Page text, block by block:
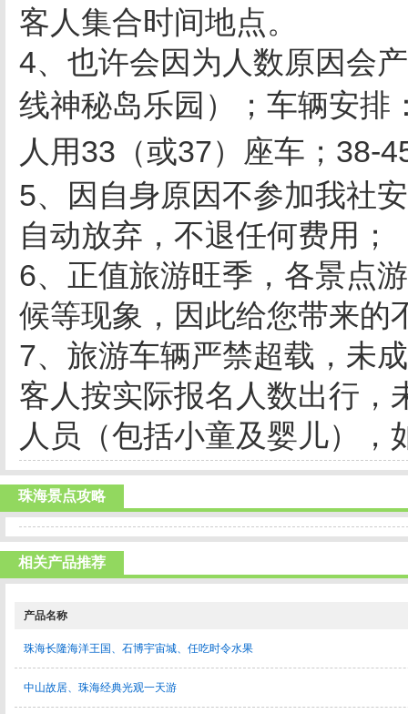
客人集合时间地点。
4、也许会因为人数原因会
线神秘岛乐园）；车辆安排
人用33（或37）座车；38-
5、因自身原因不参加我社
自动放弃，不退任何费用；
6、正值旅游旺季，各景点
候等现象，因此给您带来的
7、旅游车辆严禁超载，未
客人按实际报名人数出行，
人员（包括小童及婴儿）
珠海景点攻略
相关产品推荐
产品名称
珠海长隆海洋王国、石博宇宙城、任吃时令水果
中山故居、珠海经典光观一天游